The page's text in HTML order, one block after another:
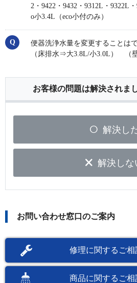
2・9422・9432・9312L・9322L
o小3.4L（eco小付のみ）
便器洗浄水量を変更すること
（床排水⇒大3.8L/小3.0L） （
お客様の問題は解決されま
解決し
解決しな
お問い合わせ窓口のご案内
修理に関するご相
商品に関するご相